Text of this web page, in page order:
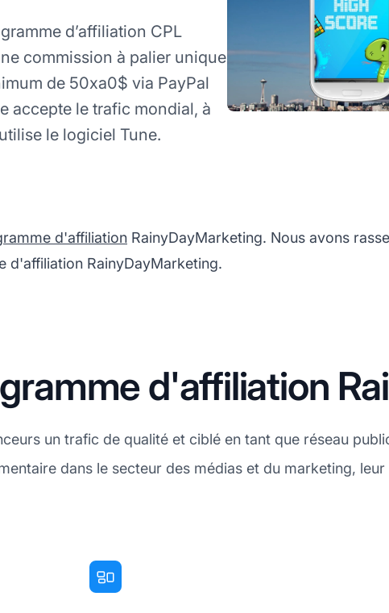
d’affiliation CPL
commission à palier unique
de 50xa0$ via PayPal
accepte le trafic mondial, à
le logiciel Tune.
d'affiliation RainyDayMarketing. Nous avons
d'affiliation RainyDayMarketing.
d'affiliation
un trafic de qualité et ciblé en tant que réseau
dans le secteur des médias et du marketing,